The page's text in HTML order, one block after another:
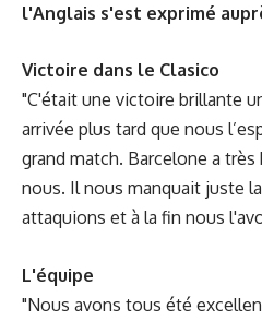
l'Anglais s'est exprimé
Victoire dans le Clasico
"C'était une victoire brillante
arrivée plus tard que nous
grand match. Barcelone a
nous. Il nous manquait juste
attaquions et à la fin nous
L'équipe
"Nous avons tous été